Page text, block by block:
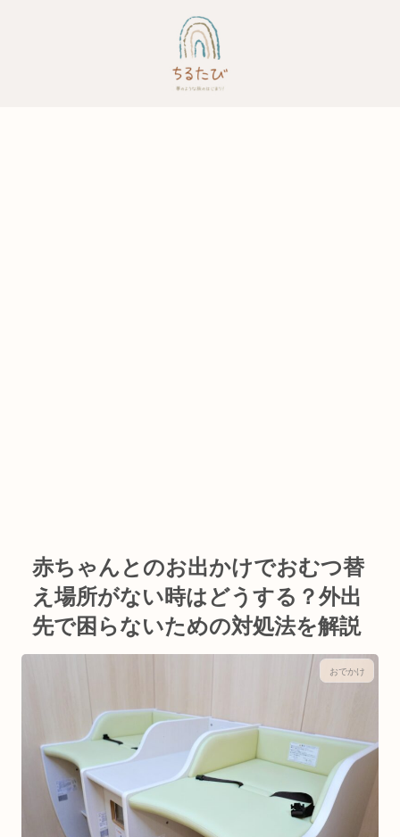
赤ちゃんとのお出かけでおむつ替
え場所がない時はどうする？外出
先で困らないための対処法を解説
おでかけ